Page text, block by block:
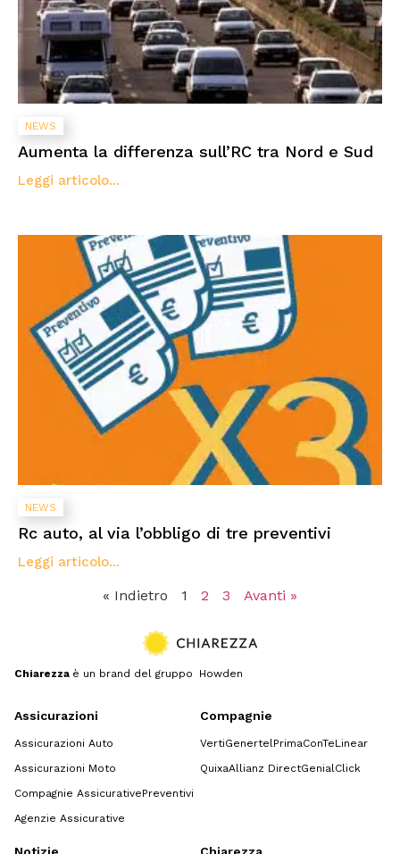
NEWS
Aumenta la differenza sull’RC tra Nord e Sud
Leggi articolo...
NEWS
Rc auto, al via l’obbligo di tre preventivi
Leggi articolo...
« Indietro 1 2 3 Avanti »
Chiarezza è un brand del gruppo Howden
Assicurazioni
Assicurazioni Auto
Assicurazioni Moto
Compagnie AssicurativePreventivi
Agenzie Assicurative
Compagnie
VertiGenertel PrimaConTeLinear
QuixaAllianz DirectGenialClick
Notizie Chiarezza